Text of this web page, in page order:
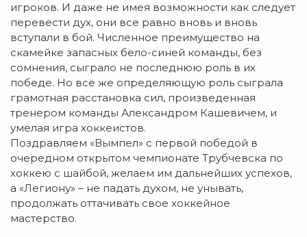
игроков. И даже не имея возможности как следует
перевести дух, они все равно вновь и вновь
вступали в бой. Численное преимущество на
скамейке запасных бело-синей команды, без
сомнения, сыграло не последнюю роль в их
победе. Но все же определяющую роль сыграла
грамотная расстановка сил, произведенная
тренером команды Александром Кашевичем, и
умелая игра хоккеистов.
Поздравляем «Вымпел» с первой победой в
очередном открытом чемпионате Трубчевска по
хоккею с шайбой, желаем им дальнейших успехов,
а «Легиону» – не падать духом, не унывать,
продолжать оттачивать свое хоккейное
мастерство.